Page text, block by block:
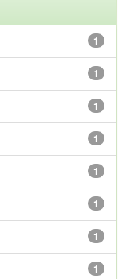
1
1
1
1
1
1
1
1